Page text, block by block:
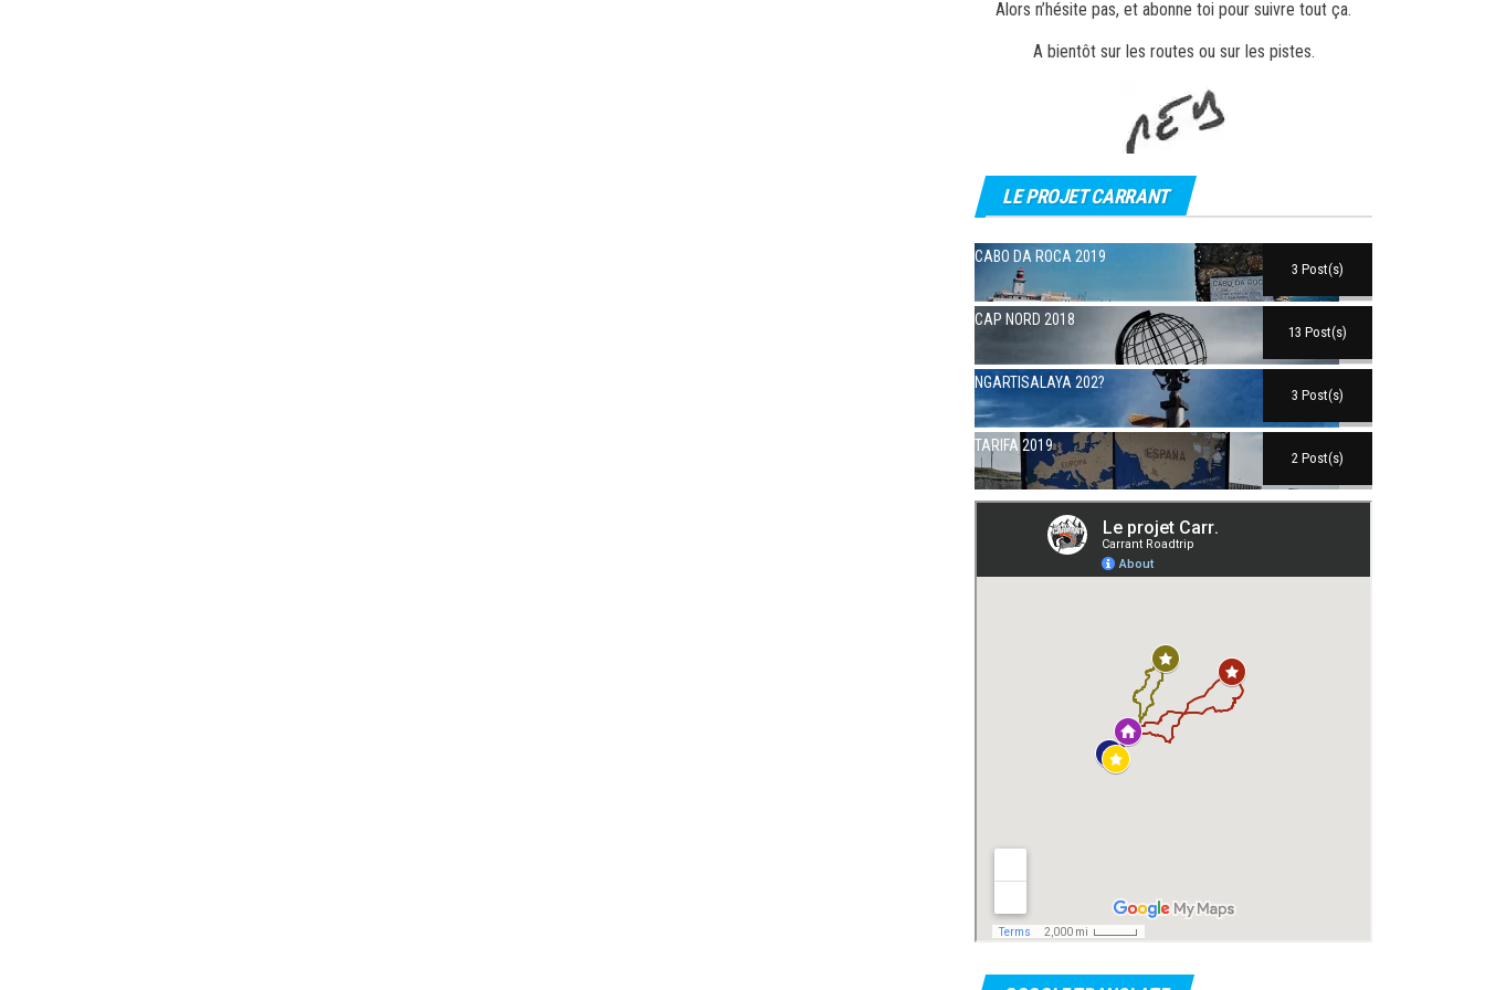
Alors n’hésite pas, et abonne toi pour suivre tout ça.
A bientôt sur les routes ou sur les pistes.
LE PROJET CARRANT
CABO DA ROCA 2019
3 Post(s)
CAP NORD 2018
13 Post(s)
NGARTISALAYA 202?
3 Post(s)
TARIFA 2019
2 Post(s)